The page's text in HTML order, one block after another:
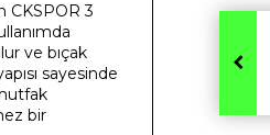
CKSPOR 3
ve bıçak
sayesinde
bir